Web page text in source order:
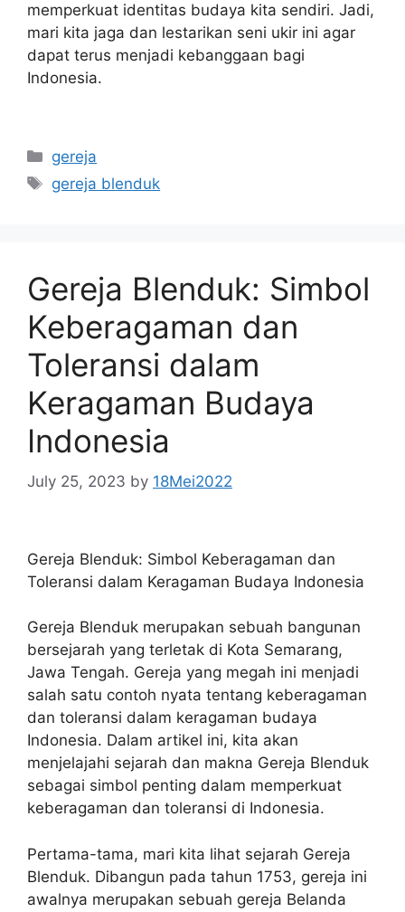
memperkuat identitas budaya kita sendiri. Jadi,
mari kita jaga dan lestarikan seni ukir ini agar
dapat terus menjadi kebanggaan bagi
Indonesia.
Categories
gereja
Tags
gereja blenduk
Gereja Blenduk: Simbol
Keberagaman dan
Toleransi dalam
Keragaman Budaya
Indonesia
July 25, 2023 by 18Mei2022
Gereja Blenduk: Simbol Keberagaman dan
Toleransi dalam Keragaman Budaya Indonesia
Gereja Blenduk merupakan sebuah bangunan
bersejarah yang terletak di Kota Semarang,
Jawa Tengah. Gereja yang megah ini menjadi
salah satu contoh nyata tentang keberagaman
dan toleransi dalam keragaman budaya
Indonesia. Dalam artikel ini, kita akan
menjelajahi sejarah dan makna Gereja Blenduk
sebagai simbol penting dalam memperkuat
keberagaman dan toleransi di Indonesia.
Pertama-tama, mari kita lihat sejarah Gereja
Blenduk. Dibangun pada tahun 1753, gereja ini
awalnya merupakan sebuah gereja Belanda